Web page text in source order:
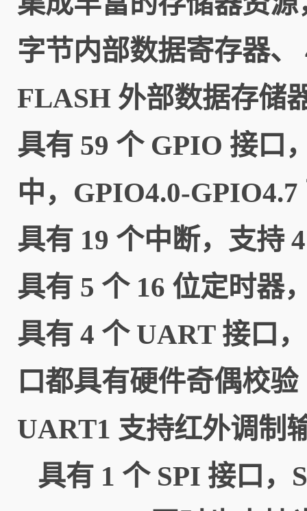
字节内部数据寄存器
FLASH 外部数据存储
具有 59 个 GPIO 接口
中，GPIO4.0-
具有 19 个中断，支持
具有 5 个 16 位定时
具有 4 个 UART 接口
口都具有硬件奇偶校
UART1 支持红外调制
具有 1 个 SPI 接口，